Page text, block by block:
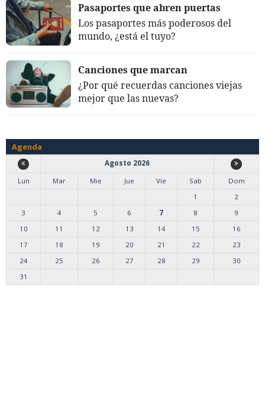
Pasaportes que abren puertas
Los pasaportes más poderosos del
mundo, ¿está el tuyo?
Canciones que marcan
¿Por qué recuerdas canciones viejas
mejor que las nuevas?
Agenda
Agosto 2026
Lun
Mar Mie Jue Vie Sab
Dom
1
2
3
4 5 6 7 8
9
10
11 12 13 14 15
16
17
18 19 20 21 22
23
24
25 26 27 28 29
30
31